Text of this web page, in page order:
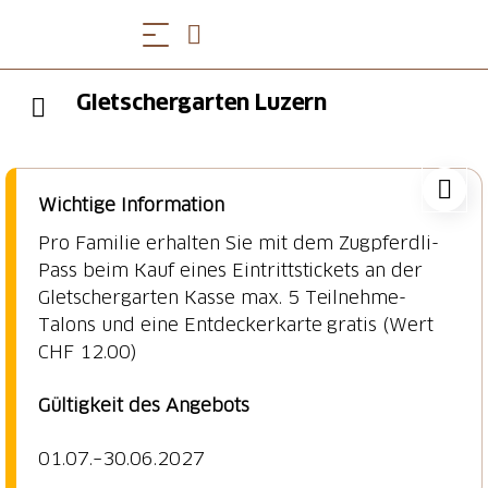
Gletschergarten Luzern
Wichtige Information
Pro Familie erhalten Sie mit dem Zugpferdli-
Pass beim Kauf eines Eintrittstickets an der
Gletschergarten Kasse max. 5 Teilnehme-
Talons und eine Entdeckerkarte gratis (Wert
CHF 12.00)
Gültigkeit des Angebots
01.07.–30.06.2027